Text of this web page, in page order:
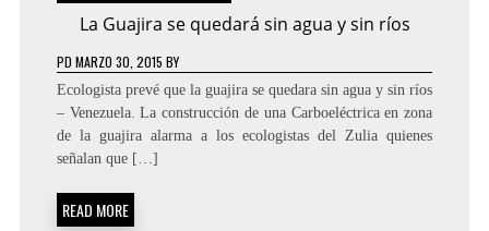
La Guajira se quedará sin agua y sin ríos
PD MARZO 30, 2015 BY
Ecologista prevé que la guajira se quedara sin agua y sin ríos
– Venezuela. La construcción de una Carboeléctrica en zona
de la guajira alarma a los ecologistas del Zulia quienes
señalan que […]
READ MORE